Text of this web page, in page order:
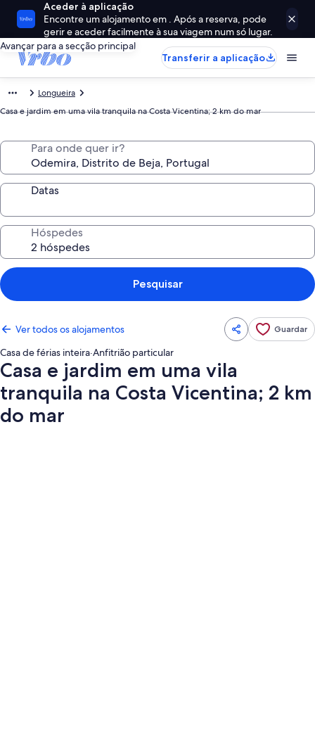
Aceder à aplicação
Encontre um alojamento em . Após a reserva, pode
gerir e aceder facilmente à sua viagem num só lugar.
Avançar para a secção principal
Transferir a aplicação
Longueira
Casa e jardim em uma vila tranquila na Costa Vicentina; 2 km do mar
Para onde quer ir?
Datas
Hóspedes
Pesquisar
Ver todos os alojamentos Guardar
Casa de férias inteira·Anfitrião particular
Casa e jardim em uma vila
tranquila na Costa Vicentina; 2 km
do mar